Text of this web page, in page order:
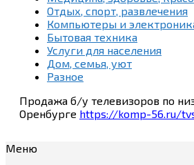
Отдых, спорт, развлечения
Компьютеры и
Бытовая техника
Услуги для населения
Дом, семья, уют
Разное
Продажа б/у телевизоров по
Оренбурге https://komp-56.ru/
Меню